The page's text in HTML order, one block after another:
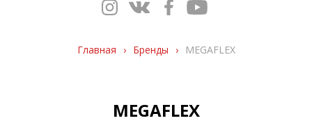
Главная › Бренды › MEGAFLEX
MEGAFLEX